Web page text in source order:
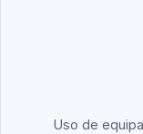
Uso de